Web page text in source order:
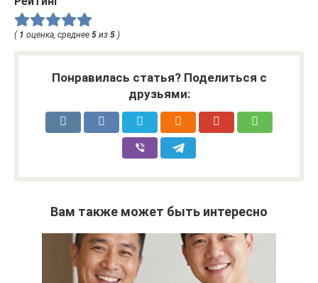
( 1 оценка, среднее 5 из 5 )
Понравилась статья? Поделиться с
друзьями:
Вам также может быть интересно